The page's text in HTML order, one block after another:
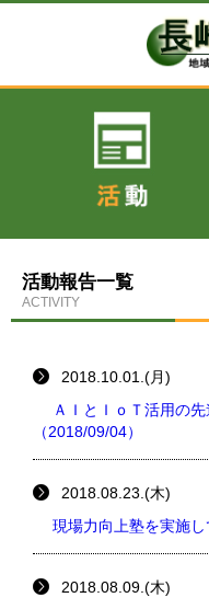
活動報告一覧
ACTIVITY
2018.10.01.(月)
ＡＩとＩｏＴ活用の
（2018/09/04）
2018.08.23.(木)
現場力向上塾を実施し
2018.08.09.(木)